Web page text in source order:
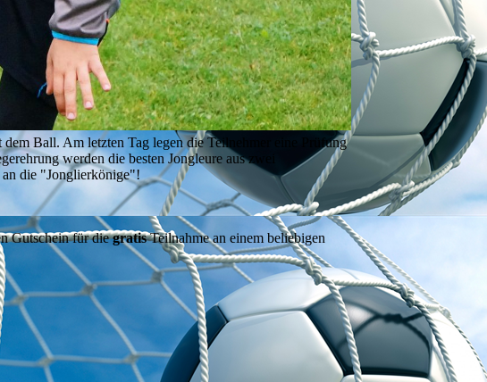
Ball. Am letzten Tag legen die Teilnehmer eine Prüfung
werden die besten Jongleure aus zwei
die "Jonglierkönige"!
Gutschein für diegratisTeilnahme an einem beliebigen